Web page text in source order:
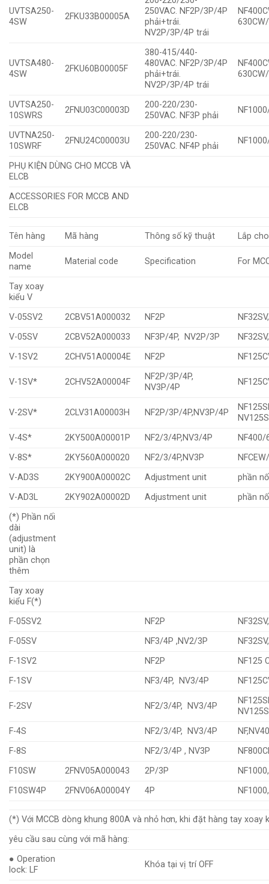
UVTSA250-
4SW
2FKU33B00005A
250VAC. NF2P/3P/4P
phải+trái.
NV2P/3P/4P trái
UVTSA480-
4SW
2FKU60B00005F
380-415/440-
480VAC. NF2P/3P/4P
phải+trái.
NV2P/3P/4P trái
UVTSA250-
10SWRS
2FNU03C00003D
200-220/230-
250VAC. NF3P phải
UVTNA250-
10SWRF
2FNU24C00003U
200-220/230-
250VAC. NF4P phải
PHỤ KIỆN DÙNG CHO MCCB VÀ
ELCB
ACCESSORIES FOR MCCB AND
ELCB
Tên hàng Mã hàng Thông số kỹ thuật
Lắp cho
Model
name
Material code Specification For
Tay xoay
kiểu V
V-05SV2
2CBV51A000032 NF2P
V-05SV
2CBV52A000033 NF3P/4P, NV2P/3P
V-1SV2
2CHV51A00004E NF2P
V-1SV* 2CHV52A00004F
NF2P/3P/4P,
NV3P/4P
V-2SV* 2CLV31A00003H NF2P/3P/4P,NV3P/4P
V-4S*
2KY500A00001P NF2/3/4P,NV3/4P
NF400/
V-8S*
2KY560A000020 NF2/3/4P,NV3P
V-AD3S
2KY900A00002C Adjustment unit
phần
V-AD3L
2KY902A00002D Adjustment unit
phần
(*) Phần nối
dài
(adjustment
unit) là
phần chọn
thêm
Tay xoay
kiểu F(*)
F-05SV2
NF2P
F-05SV
NF3/4P ,NV2/3P
F-1SV2
NF2P
NF125
F-1SV
NF3/4P, NV3/4P
F-2SV NF2/3/4P, NV3/4P
F-4S
NF2/3/4P, NV3/4P
F-8S
NF2/3/4P , NV3P
F10SW
2FNV05A000043 2P/3P
F10SW4P
2FNV06A00004Y 4P
(*) Với MCCB dòng khung 800A và nhỏ hơn, khi đặt hàng tay xoay
yêu cầu sau cùng với mã hàng:
● Operation
lock: LF
Khóa tại vị trí OFF